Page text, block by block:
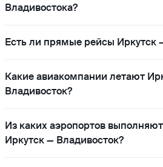
Владивостока?
Есть ли прямые рейсы Иркутск
Какие авиакомпании летают
Владивосток?
Из каких аэропортов
Иркутск — Владивосток?